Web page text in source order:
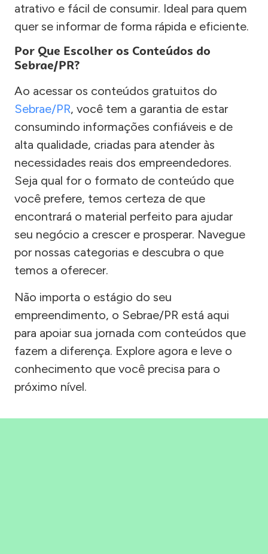
atrativo e fácil de consumir. Ideal para quem
quer se informar de forma rápida e eficiente.
Por Que Escolher os Conteúdos do
Sebrae/PR?
Ao acessar os conteúdos gratuitos do
Sebrae/PR, você tem a garantia de estar
consumindo informações confiáveis e de
alta qualidade, criadas para atender às
necessidades reais dos empreendedores.
Seja qual for o formato de conteúdo que
você prefere, temos certeza de que
encontrará o material perfeito para ajudar
seu negócio a crescer e prosperar. Navegue
por nossas categorias e descubra o que
temos a oferecer.
Não importa o estágio do seu
empreendimento, o Sebrae/PR está aqui
para apoiar sua jornada com conteúdos que
fazem a diferença. Explore agora e leve o
conhecimento que você precisa para o
próximo nível.